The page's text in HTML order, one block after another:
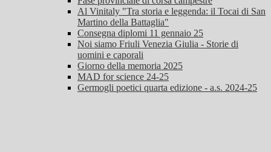
Al Vinitaly "Tra storia e leggenda: il Tocai di San
Martino della Battaglia"
Consegna diplomi 11 gennaio 25
Noi siamo Friuli Venezia Giulia - Storie di
uomini e caporali
Giorno della memoria 2025
MAD for science 24-25
Germogli poetici quarta edizione - a.s. 2024-25